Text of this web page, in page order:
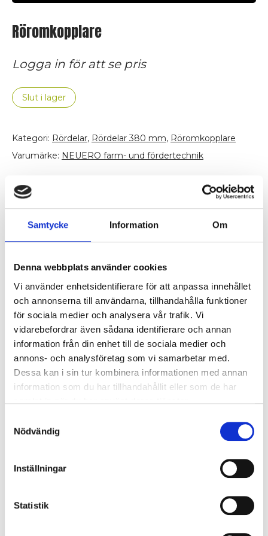
Samtycke Information Om
Denna webbplats använder cookies
Vi använder enhetsidentifierare för att anpassa innehållet
och annonserna till användarna, tillhandahålla funktioner
för sociala medier och analysera vår trafik. Vi
vidarebefordrar även sådana identifierare och annan
information från din enhet till de sociala medier och
annons- och analysföretag som vi samarbetar med.
Dessa kan i sin tur kombinera informationen med annan
information som du har tillhandahållit eller som de har
Nödvändig
Inställningar
Statistik
Röromkopplare
Logga in för att se pris
Slut i lager
Kategori: Rördelar, Rördelar 380 mm, Röromkopplare
Varumärke: NEUERO farm- und fördertechnik
Beskrivning
Material: Rostfritt stål
Rördiameter: 310 mm
Relaterade produkter
Logga in för att se pris Logga in för att se pris